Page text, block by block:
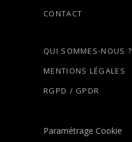
CONTACT
QUI SOMMES-NOUS ?
MENTIONS LÉGALES
RGPD / GPDR
Paramétrage Cookie